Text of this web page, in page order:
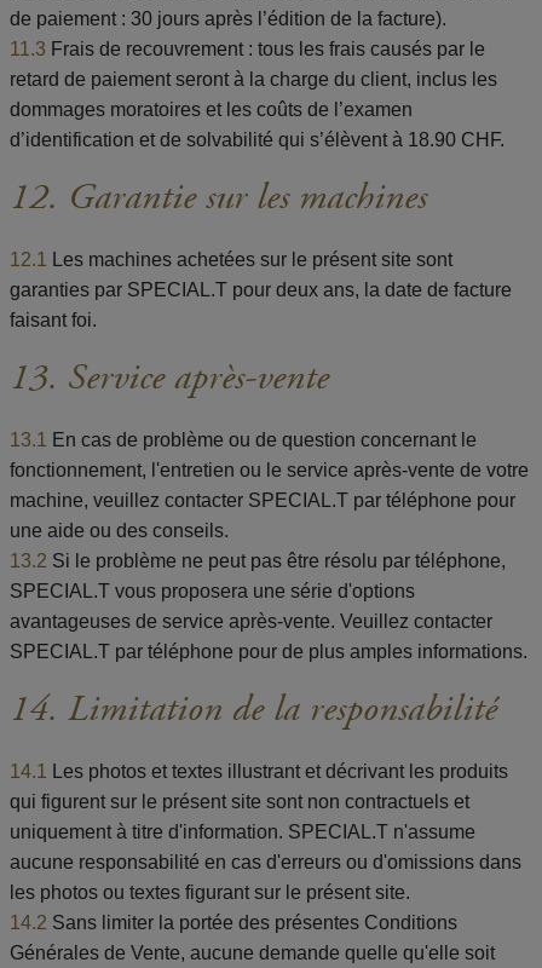
de paiement : 30 jours après l’édition de la facture).
11.3 Frais de recouvrement : tous les frais causés par le
retard de paiement seront à la charge du client, inclus les
dommages moratoires et les coûts de l’examen
d’identification et de solvabilité qui s’élèvent à 18.90 CHF.
12. Garantie sur les machines
12.1
Les machines achetées sur le présent site sont
garanties par SPECIAL.T pour deux ans, la date de facture
faisant foi.
13. Service après-vente
13.1
En cas de problème ou de question concernant le
fonctionnement, l'entretien ou le service après-vente de votre
machine, veuillez contacter SPECIAL.T par téléphone pour
une aide ou des conseils.
13.2 Si le problème ne peut pas être résolu par téléphone,
SPECIAL.T vous proposera une série d'options
avantageuses de service après-vente. Veuillez contacter
SPECIAL.T par téléphone pour de plus amples informations.
14. Limitation de la responsabilité
14.1
Les photos et textes illustrant et décrivant les produits
qui figurent sur le présent site sont non contractuels et
uniquement à titre d'information. SPECIAL.T n'assume
aucune responsabilité en cas d'erreurs ou d'omissions dans
les photos ou textes figurant sur le présent site.
14.2 Sans limiter la portée des présentes Conditions
Générales de Vente, aucune demande quelle qu'elle soit